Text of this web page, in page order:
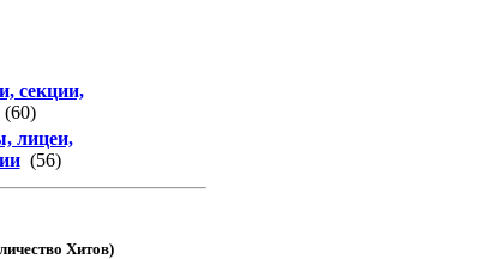
секции,
(60)
лицеи,
(56)
Хитов)